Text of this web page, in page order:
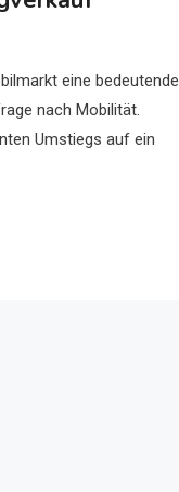
eine bedeutende
nach Mobilität.
Umstiegs auf ein